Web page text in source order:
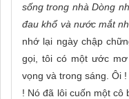
sống trong nhà Dòng
đau khổ và nước mắt
nhớ lại ngày chập
gọi, tôi có một ước
vọng và trong sáng. Ôi
! Nó đã lôi cuốn một cô